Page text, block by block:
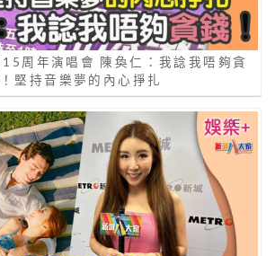
周年演唱會 陳奐仁：我諗我唔夠貪
堅持音樂夢的內心掙扎